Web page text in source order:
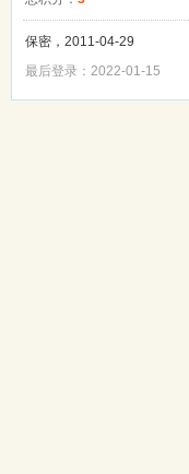
保密，2011-04-29
最后登录：2022-01-15